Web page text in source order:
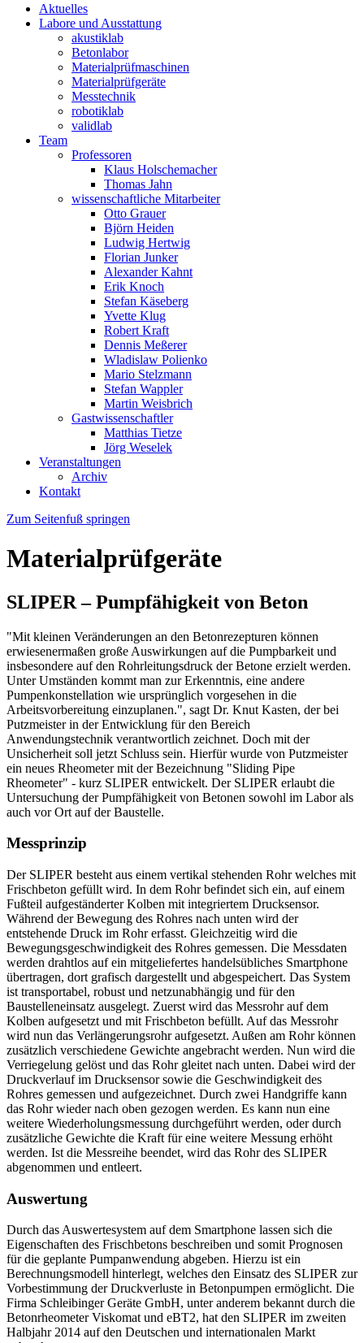
Aktuelles
Labore und Ausstattung
akustiklab
Betonlabor
Materialprüfmaschinen
Materialprüfgeräte
Messtechnik
robotiklab
validlab
Team
Professoren
Klaus Holschemacher
Thomas Jahn
wissenschaftliche Mitarbeiter
Otto Grauer
Björn Heiden
Ludwig Hertwig
Florian Junker
Alexander Kahnt
Erik Knoch
Stefan Käseberg
Yvette Klug
Robert Kraft
Dennis Meßerer
Wladislaw Polienko
Mario Stelzmann
Stefan Wappler
Martin Weisbrich
Gastwissenschaftler
Matthias Tietze
Jörg Weselek
Veranstaltungen
Archiv
Kontakt
Zum Seitenfuß springen
Materialprüfgeräte
SLIPER – Pumpfähigkeit von Beton
"Mit kleinen Veränderungen an den Betonrezepturen können
erwiesenermaßen große Auswirkungen auf die Pumpbarkeit und
insbesondere auf den Rohrleitungsdruck der Betone erzielt werden.
Unter Umständen kommt man zur Erkenntnis, eine andere
Pumpenkonstellation wie ursprünglich vorgesehen in die
Arbeitsvorbereitung einzuplanen.", sagt Dr. Knut Kasten, der bei
Putzmeister in der Entwicklung für den Bereich
Anwendungstechnik verantwortlich zeichnet. Doch mit der
Unsicherheit soll jetzt Schluss sein. Hierfür wurde von Putzmeister
ein neues Rheometer mit der Bezeichnung "Sliding Pipe
Rheometer" - kurz SLIPER entwickelt. Der SLIPER erlaubt die
Untersuchung der Pumpfähigkeit von Betonen sowohl im Labor als
auch vor Ort auf der Baustelle.
Messprinzip
Der SLIPER besteht aus einem vertikal stehenden Rohr welches mit
Frischbeton gefüllt wird. In dem Rohr befindet sich ein, auf einem
Fußteil aufgeständerter Kolben mit integriertem Drucksensor.
Während der Bewegung des Rohres nach unten wird der
entstehende Druck im Rohr erfasst. Gleichzeitig wird die
Bewegungsgeschwindigkeit des Rohres gemessen. Die Messdaten
werden drahtlos auf ein mitgeliefertes handelsübliches Smartphone
übertragen, dort grafisch dargestellt und abgespeichert. Das System
ist transportabel, robust und netzunabhängig und für den
Baustelleneinsatz ausgelegt. Zuerst wird das Messrohr auf dem
Kolben aufgesetzt und mit Frischbeton befüllt. Auf das Messrohr
wird nun das Verlängerungsrohr aufgesetzt. Außen am Rohr können
zusätzlich verschiedene Gewichte angebracht werden. Nun wird die
Verriegelung gelöst und das Rohr gleitet nach unten. Dabei wird der
Druckverlauf im Drucksensor sowie die Geschwindigkeit des
Rohres gemessen und aufgezeichnet. Durch zwei Handgriffe kann
das Rohr wieder nach oben gezogen werden. Es kann nun eine
weitere Wiederholungsmessung durchgeführt werden, oder durch
zusätzliche Gewichte die Kraft für eine weitere Messung erhöht
werden. Ist die Messreihe beendet, wird das Rohr des SLIPER
abgenommen und entleert.
Auswertung
Durch das Auswertesystem auf dem Smartphone lassen sich die
Eigenschaften des Frischbetons beschreiben und somit Prognosen
für die geplante Pumpanwendung abgeben. Hierzu ist ein
Berechnungsmodell hinterlegt, welches den Einsatz des SLIPER zur
Vorbestimmung der Druckverluste in Betonpumpen ermöglicht. Die
Firma Schleibinger Geräte GmbH, unter anderem bekannt durch die
Betonrheometer Viskomat und eBT2, hat den SLIPER im zweiten
Halbjahr 2014 auf den Deutschen und internationalen Markt